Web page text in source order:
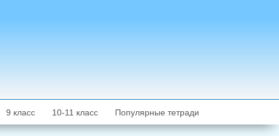
9 класс 10-11 класс Популярные тетради